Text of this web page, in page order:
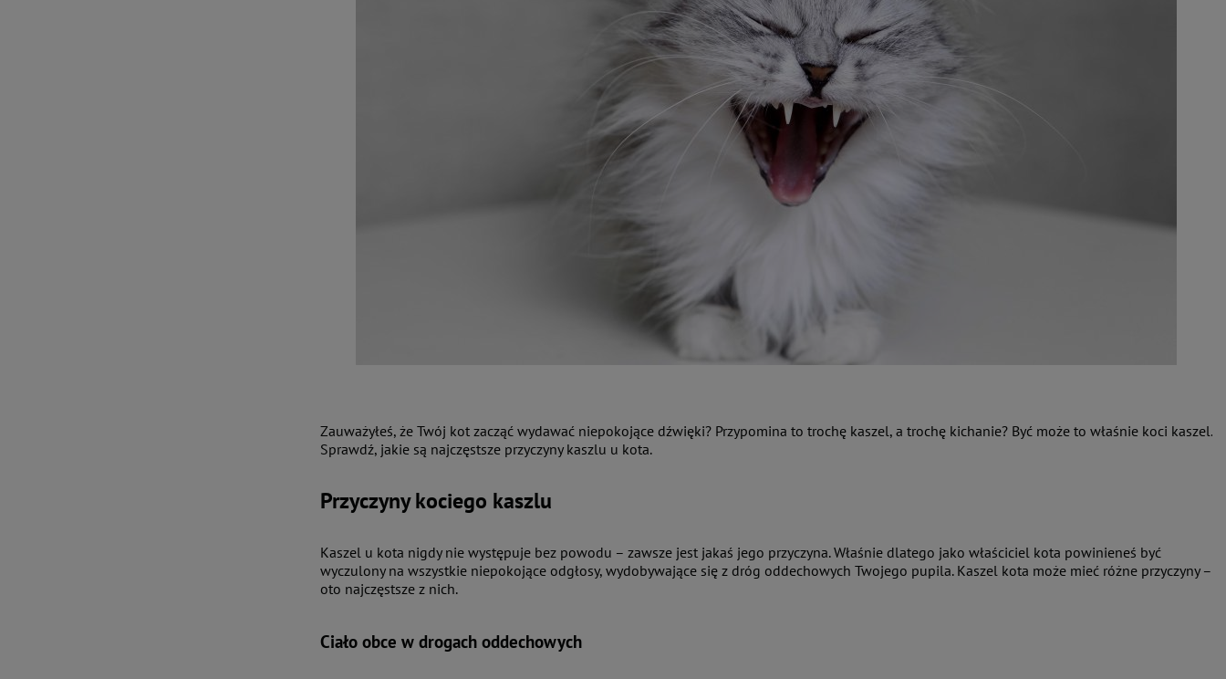
Zauważyłeś, że Twój kot zacząć wydawać niepokojące dźwięki? Przypomina to trochę kaszel, a trochę kichanie? Być może to właśnie koci kaszel.
Sprawdź, jakie są najczęstsze przyczyny kaszlu u kota.
Przyczyny kociego kaszlu
Kaszel u kota nigdy nie występuje bez powodu – zawsze jest jakaś jego przyczyna. Właśnie dlatego jako właściciel kota powinieneś być
wyczulony na wszystkie niepokojące odgłosy, wydobywające się z dróg oddechowych Twojego pupila. Kaszel kota może mieć różne przyczyny –
oto najczęstsze z nich.
Ciało obce w drogach oddechowych